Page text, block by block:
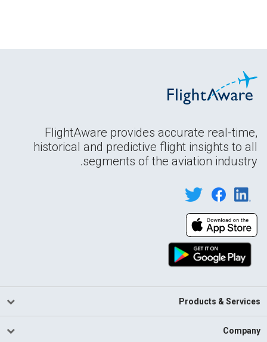
FlightAware provides accurate real-time,
historical and predictive flight insights to all
segments of the aviation industry.
Products & Services
Company